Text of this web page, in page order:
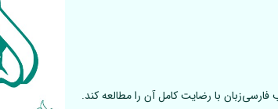
با رضایت کامل آن را مطالعه کند.